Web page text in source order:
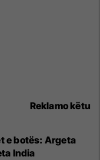
Reklamo këtu
e botës: Argeta
India